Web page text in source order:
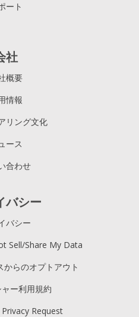
ート
社
概要
情報
リング文化
ース
合わせ
バシー
バシー
Sell/Share My Data
からのオプトアウト
ー利用規約
Request